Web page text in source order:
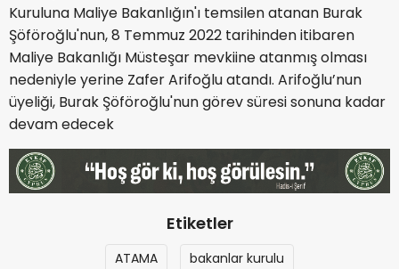
Kuruluna Maliye Bakanlığın'ı temsilen atanan Burak
Şöföroğlu'nun, 8 Temmuz 2022 tarihinden itibaren
Maliye Bakanlığı Müsteşar mevkiine atanmış olması
nedeniyle yerine Zafer Arifoğlu atandı. Arifoğlu’nun
üyeliği, Burak Şöföroğlu'nun görev süresi sonuna kadar
devam edecek
Etiketler
ATAMA bakanlar kurulu